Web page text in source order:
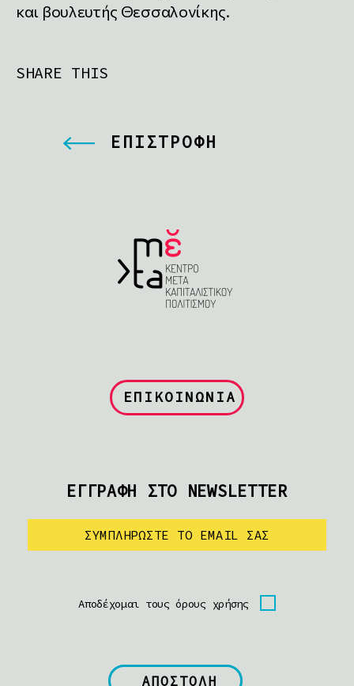
και βουλευτής Θεσσαλονίκης.
SHARE THIS
ΕΠΙΣΤΡΟΦΗ
ΕΠΙΚΟΙΝΩΝΙΑ
ΕΓΓΡΑΦΗ ΣΤΟ NEWSLETTER
Αποδέχομαι τους όρους χρήσης